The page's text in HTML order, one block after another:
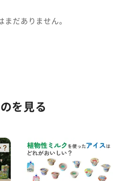
まだありません。
を見る